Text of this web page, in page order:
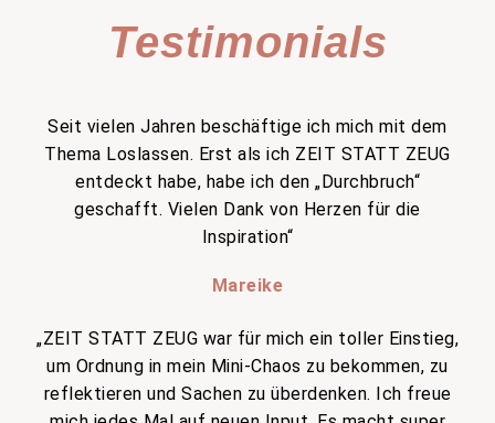
Testimonials
Seit vielen Jahren beschäftige ich mich mit dem
Thema Loslassen. Erst als ich ZEIT STATT ZEUG
entdeckt habe, habe ich den „Durchbruch“
geschafft. Vielen Dank von Herzen für die
Inspiration“
Mareike
„ZEIT STATT ZEUG war für mich ein toller Einstieg,
um Ordnung in mein Mini-Chaos zu bekommen, zu
reflektieren und Sachen zu überdenken. Ich freue